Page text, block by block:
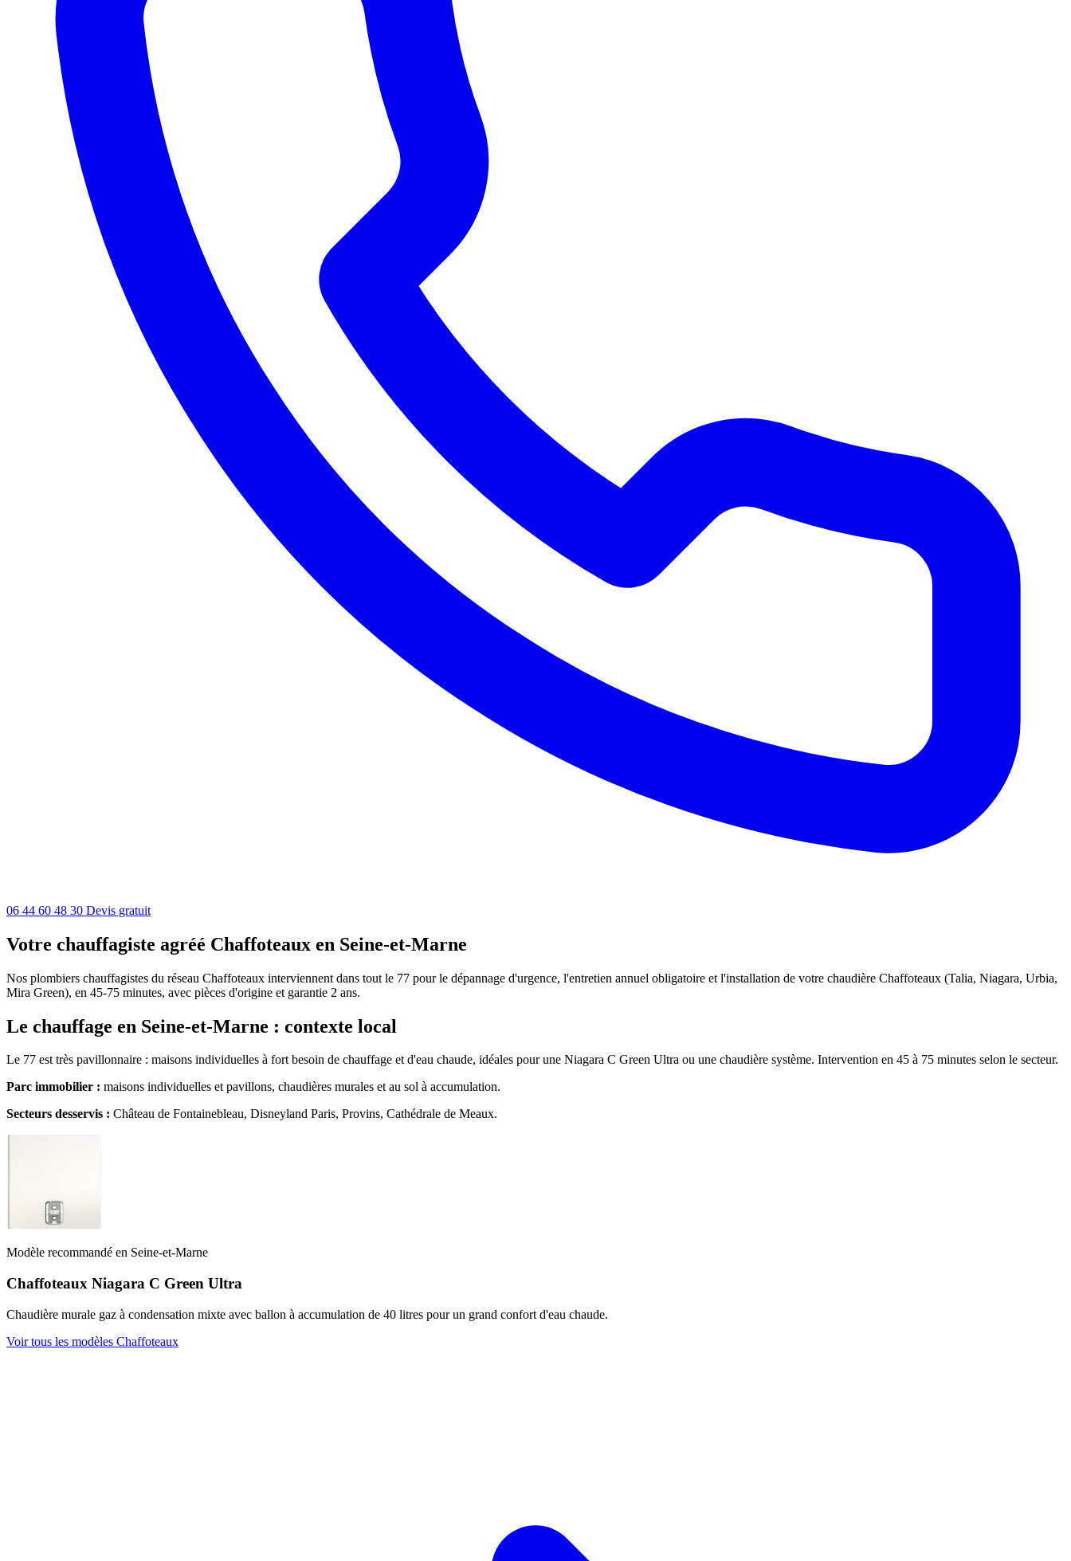
06 44 60 48 30 Devis gratuit
Votre chauffagiste agréé Chaffoteaux en Seine-et-Marne
Nos plombiers chauffagistes du réseau Chaffoteaux interviennent dans tout le 77 pour le dépannage d'urgence, l'entretien annuel obligatoire et l'installation de votre chaudière Chaffoteaux (Talia, Niagara, Urbia,
Mira Green), en 45-75 minutes, avec pièces d'origine et garantie 2 ans.
Le chauffage en Seine-et-Marne : contexte local
Le 77 est très pavillonnaire : maisons individuelles à fort besoin de chauffage et d'eau chaude, idéales pour une Niagara C Green Ultra ou une chaudière système. Intervention en 45 à 75 minutes selon le secteur.
Parc immobilier : maisons individuelles et pavillons, chaudières murales et au sol à accumulation.
Secteurs desservis : Château de Fontainebleau, Disneyland Paris, Provins, Cathédrale de Meaux.
Modèle recommandé en Seine-et-Marne
Chaffoteaux Niagara C Green Ultra
Chaudière murale gaz à condensation mixte avec ballon à accumulation de 40 litres pour un grand confort d'eau chaude.
Voir tous les modèles Chaffoteaux